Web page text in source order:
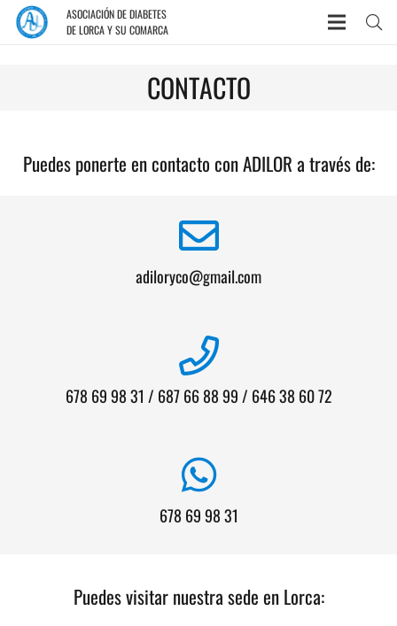
ASOCIACIÓN DE DIABETES
DE LORCA Y SU COMARCA
CONTACTO
Puedes ponerte en contacto con ADILOR a través de:
adiloryco@gmail.com
678 69 98 31 / 687 66 88 99 / 646 38 60 72
678 69 98 31
Puedes visitar nuestra sede en Lorca: